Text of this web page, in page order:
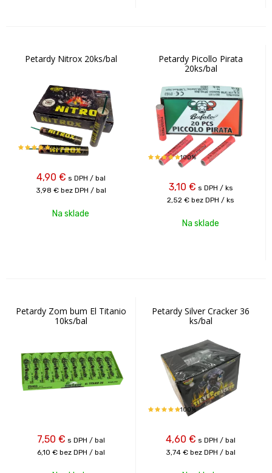
Petardy Nitrox 20ks/bal
93%
4,90 € s DPH / bal
3,98 € bez DPH / bal
Na sklade
Petardy Picollo Pirata
20ks/bal
100%
3,10 € s DPH / ks
2,52 € bez DPH / ks
Na sklade
Petardy Zom bum El Titanio
10ks/bal
7,50 € s DPH / bal
6,10 € bez DPH / bal
Petardy Silver Cracker 36
ks/bal
100%
4,60 € s DPH / bal
3,74 € bez DPH / bal